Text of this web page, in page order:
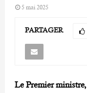
5 mai 2025
PARTAGER
Le Premier